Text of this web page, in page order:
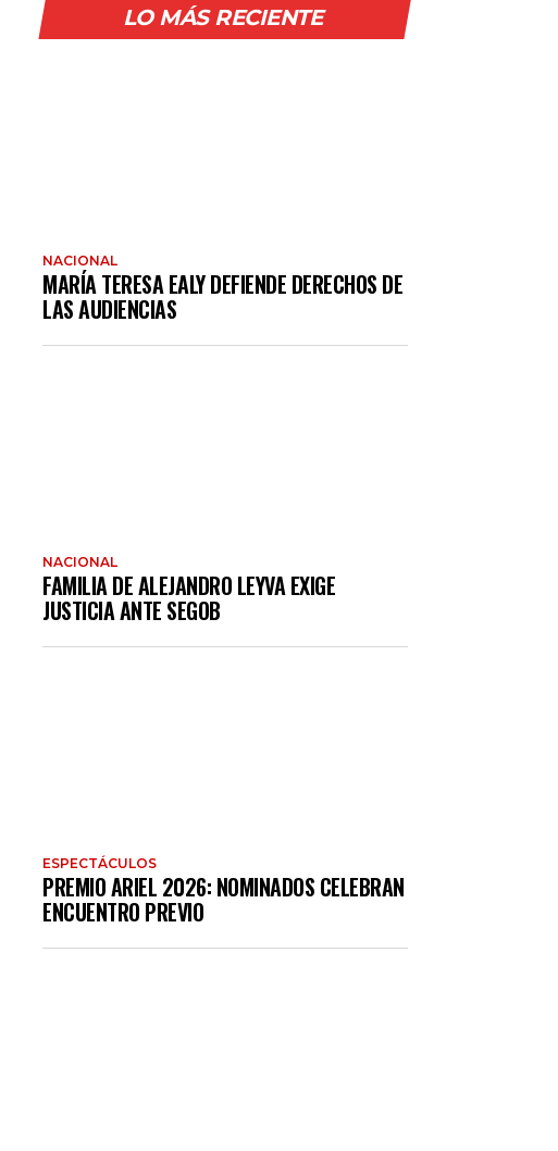
LO MÁS RECIENTE
NACIONAL
MARÍA TERESA EALY DEFIENDE DERECHOS DE
LAS AUDIENCIAS
NACIONAL
FAMILIA DE ALEJANDRO LEYVA EXIGE
JUSTICIA ANTE SEGOB
ESPECTÁCULOS
PREMIO ARIEL 2026: NOMINADOS CELEBRAN
ENCUENTRO PREVIO